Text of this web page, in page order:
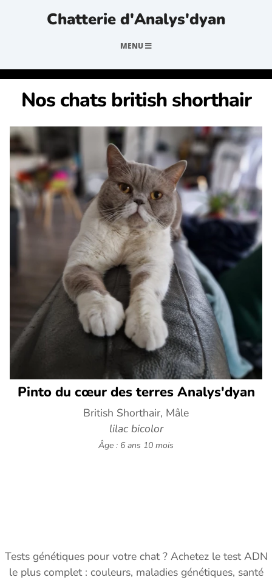
Chatterie d'Analys'dyan
MENU
Nos chats british shorthair
Pinto du cœur des terres Analys'dyan
British Shorthair, Mâle
lilac bicolor
Âge : 6 ans 10 mois
Tests génétiques pour votre chat ? Achetez le test ADN
le plus complet : couleurs, maladies génétiques, santé